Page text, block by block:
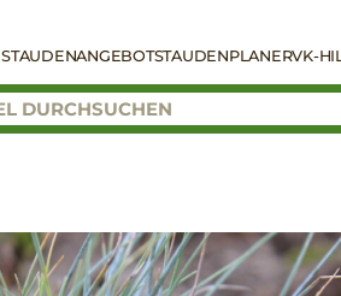
STAUDENANGEBOTSTAUDENPLANERVK-